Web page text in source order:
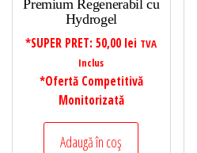
Premium Regenerabil cu
Hydrogel
*SUPER PRET:50,00 lei TVA
Inclus
*Ofertă Competitivă
Monitorizată
Adaugă în coș